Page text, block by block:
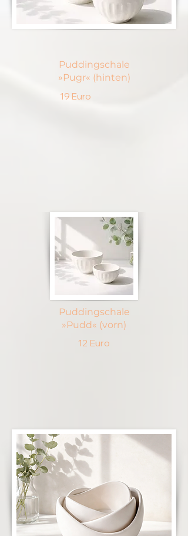
Puddingschale
»Pugr« (hinten)
19 Euro
Puddingschale
»Pudd« (vorn)
12 Euro